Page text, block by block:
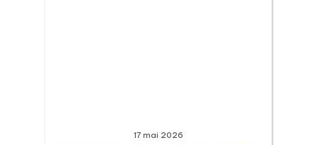
17 mai 2026